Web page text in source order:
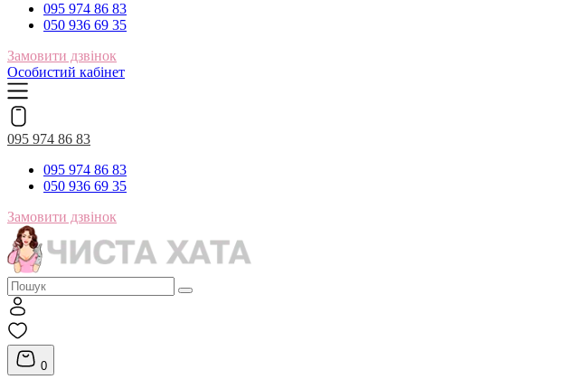
095 974 86 83
050 936 69 35
Замовити дзвінок
Особистий кабінет
095 974 86 83
095 974 86 83
050 936 69 35
Замовити дзвінок
0